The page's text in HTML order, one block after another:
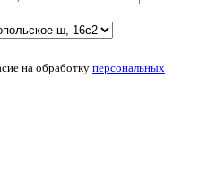
на обработку персональных